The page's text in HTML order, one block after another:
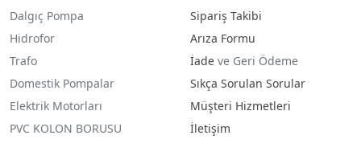
Dalgıç Pompa
Hidrofor
Trafo
Domestik Pompalar
Elektrik Motorları
PVC KOLON BORUSU
Sipariş Takibi
Arıza Formu
İade ve Geri Ödeme
Sıkça Sorulan Sorular
Müşteri Hizmetleri
İletişim